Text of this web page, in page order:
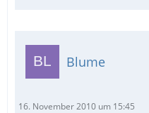
Blume
16. November 2010 um 15:45